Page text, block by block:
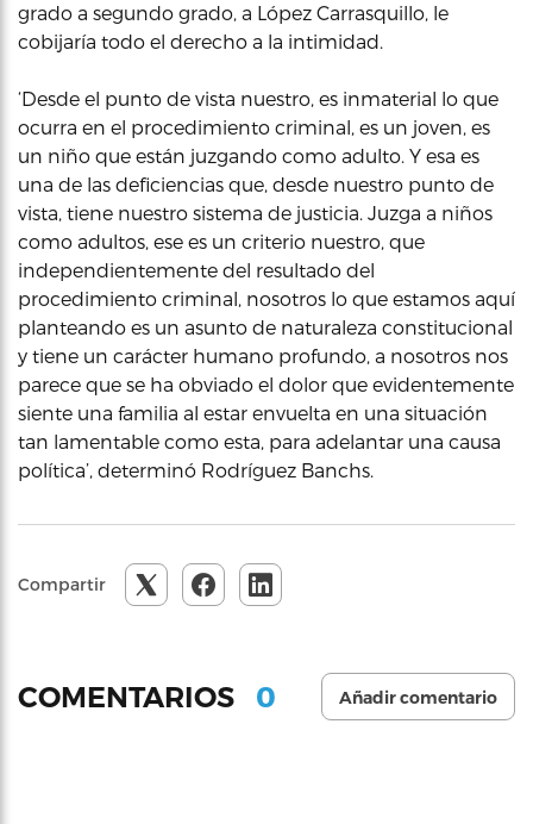
grado a segundo grado, a López Carrasquillo, le
cobijaría todo el derecho a la intimidad.
‘Desde el punto de vista nuestro, es inmaterial lo que
ocurra en el procedimiento criminal, es un joven, es
un niño que están juzgando como adulto. Y esa es
una de las deficiencias que, desde nuestro punto de
vista, tiene nuestro sistema de justicia. Juzga a niños
como adultos, ese es un criterio nuestro, que
independientemente del resultado del
procedimiento criminal, nosotros lo que estamos aquí
planteando es un asunto de naturaleza constitucional
y tiene un carácter humano profundo, a nosotros nos
parece que se ha obviado el dolor que evidentemente
siente una familia al estar envuelta en una situación
tan lamentable como esta, para adelantar una causa
política’, determinó Rodríguez Banchs.
Compartir
COMENTARIOS 0 Añadir comentario